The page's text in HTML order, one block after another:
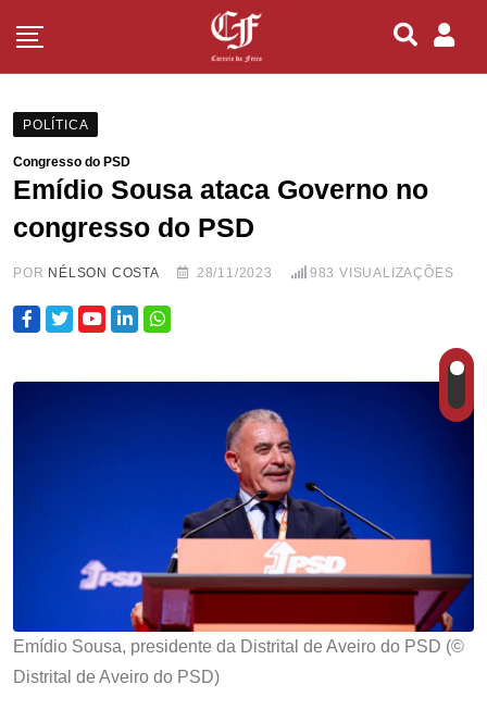
POLÍTICA
Congresso do PSD
Emídio Sousa ataca Governo no
congresso do PSD
POR NÉLSON COSTA 28/11/2023 983 VISUALIZAÇÕES
Emídio Sousa, presidente da Distrital de Aveiro do PSD (©
Distrital de Aveiro do PSD)